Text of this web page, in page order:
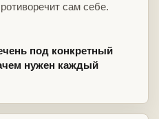
сам себе.
под конкретный
нужен каждый